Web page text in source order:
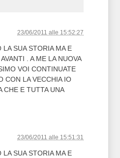
23/06/2011 alle 15:52:27
LA SUA STORIA MA E
. A ME LA NUOVA
VOI CONTINUATE
CON LA VECCHIA IO
CHE E TUTTA UNA
23/06/2011 alle 15:51:31
LA SUA STORIA MA E